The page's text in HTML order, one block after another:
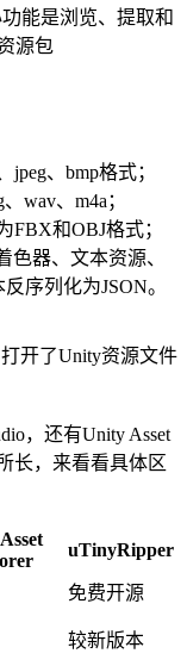
能是浏览、提取和
源包
jpeg、bmp格式；
wav、m4a；
FBX和OBJ格式；
色器、文本资源、
序列化为JSON。
开了Unity资源文件
，还有Unity Asset
长，来看看具体区
uTinyRipper
免费开源
较新版本